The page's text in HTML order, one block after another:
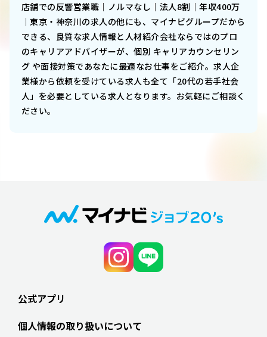
店舗での反響営業職｜ノルマなし｜法人8割｜年収400万
｜東京・神奈川の求人の他にも、マイナビグループだから
できる、良質な求人情報と人材紹介会社ならではのプロ
のキャリアアドバイザーが、個別 キャリアカウンセリン
グ や面接対策であなたに最適なお仕事をご紹介。求人企
業様から依頼を受けている求人も全て「20代の若手社会
人」を必要としている求人となります。お気軽にご相談く
ださい。
公式アプリ
個人情報の取り扱いについて